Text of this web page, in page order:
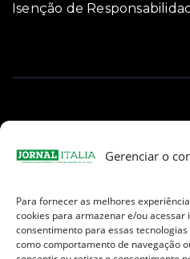
Gerenciar o
Para fornecer as melhores
cookies para armazenar e/ou acessar
consentimento para essas
como comportamento de navegação
Isenção de
Facebook